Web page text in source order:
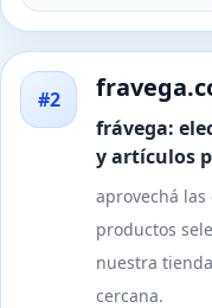
#2
frávega:
y artículos
aprovechá
productos
nuestra
cercana.